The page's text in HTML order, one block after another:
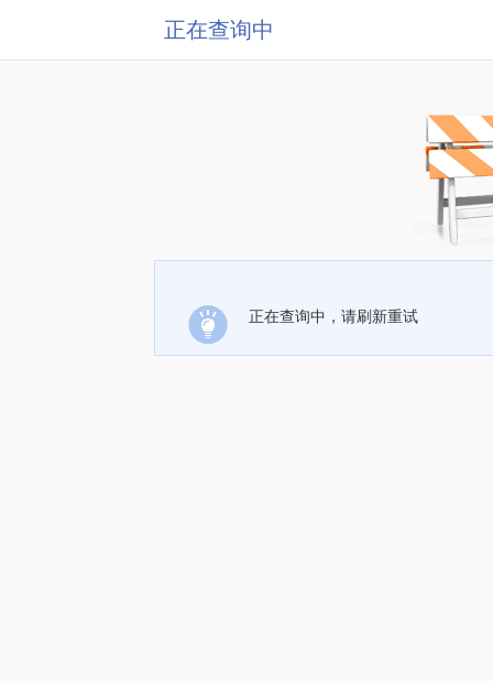
正在查询中
正在查询中，请刷新重试